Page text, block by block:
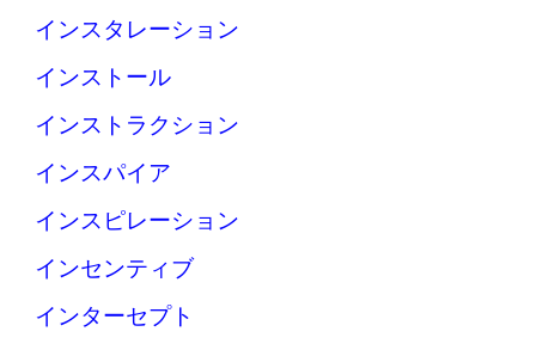
インスタレーション
インストール
インストラクション
インスパイア
インスピレーション
インセンティブ
インターセプト